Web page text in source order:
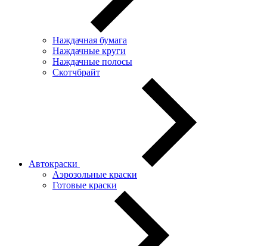
Наждачная бумага
Наждачные круги
Наждачные полосы
Скотчбрайт
Автокраски
Аэрозольные краски
Готовые краски